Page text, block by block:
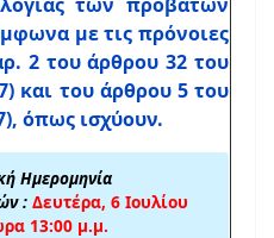
με τις πρόνοιες
2 του άρθρου 32 του
και του άρθρου 5 του
όπως ισχύουν.
Ημερομηνία
: Δευτέρα, 6 Ιουλίου
13:00 μ.μ.